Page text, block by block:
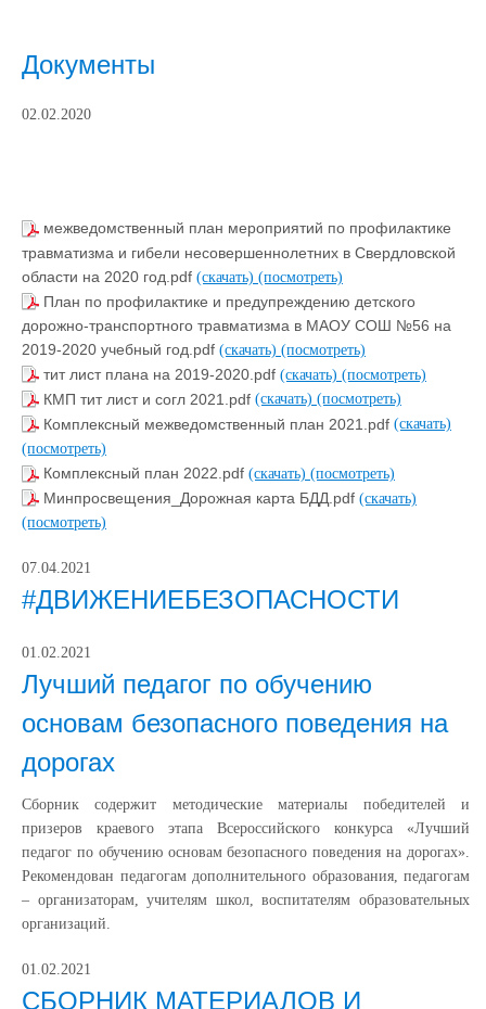
Документы
02.02.2020
межведомственный план мероприятий по профилактике
травматизма и гибели несовершеннолетних в Свердловской
области на 2020 год.pdf (скачать) (посмотреть)
План по профилактике и предупреждению детского
дорожно-транспортного травматизма в МАОУ СОШ №56 на
2019-2020 учебный год.pdf (скачать) (посмотреть)
тит лист плана на 2019-2020.pdf (скачать) (посмотреть)
КМП тит лист и согл 2021.pdf (скачать) (посмотреть)
Комплексный межведомственный план 2021.pdf (скачать)
(посмотреть)
Комплексный план 2022.pdf (скачать) (посмотреть)
Минпросвещения_Дорожная карта БДД.pdf (скачать)
(посмотреть)
07.04.2021
#ДВИЖЕНИЕБЕЗОПАСНОСТИ
01.02.2021
Лучший педагог по обучению
основам безопасного поведения на
дорогах
Сборник содержит методические материалы победителей и
призеров краевого этапа Всероссийского конкурса «Лучший
педагог по обучению основам безопасного поведения на дорогах».
Рекомендован педагогам дополнительного образования, педагогам
– организаторам, учителям школ, воспитателям образовательных
организаций.
01.02.2021
СБОРНИК МАТЕРИАЛОВ И